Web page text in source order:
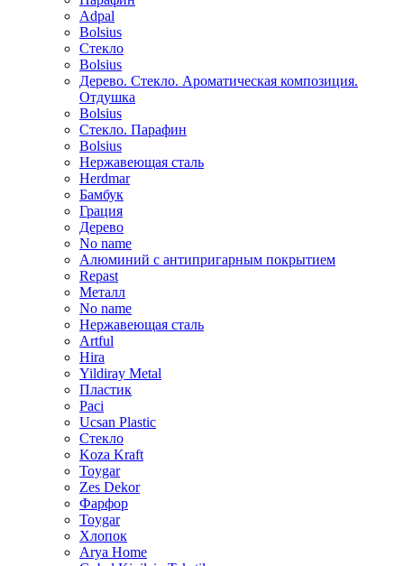
Adpal
Bolsius
Стекло
Bolsius
Дерево. Стекло. Ароматическая композиция.
Отдушка
Bolsius
Стекло. Парафин
Bolsius
Нержавеющая сталь
Herdmar
Бамбук
Грация
Дерево
No name
Алюминий с антипригарным покрытием
Repast
Металл
No name
Нержавеющая сталь
Artful
Hira
Yildiray Metal
Пластик
Paci
Ucsan Plastic
Стекло
Koza Kraft
Toygar
Zes Dekor
Фарфор
Toygar
Хлопок
Arya Home